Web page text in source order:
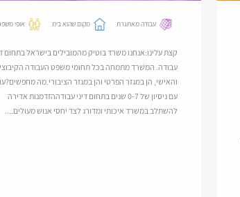
עבודה מאתגרת מקום שהוא בית אופי
קצת עלינו:אנחנו משרד בוטיק מהמובילים בישראל בתחום
עבודה. המשרד מתמחה בכל תחומי משפט העבודה הקיבוצי
והאישי, הן במגזר הפרטי והן במגזר הציבורי.מה
עם ניסיון של 0-7 שנים בתחום דיני עבודההזדמנות אדירה
להשתלב במשרד איכותי ומדורג לצד יחסי אנוש מעולים....